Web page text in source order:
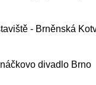
- Brněnská
divadlo Brno